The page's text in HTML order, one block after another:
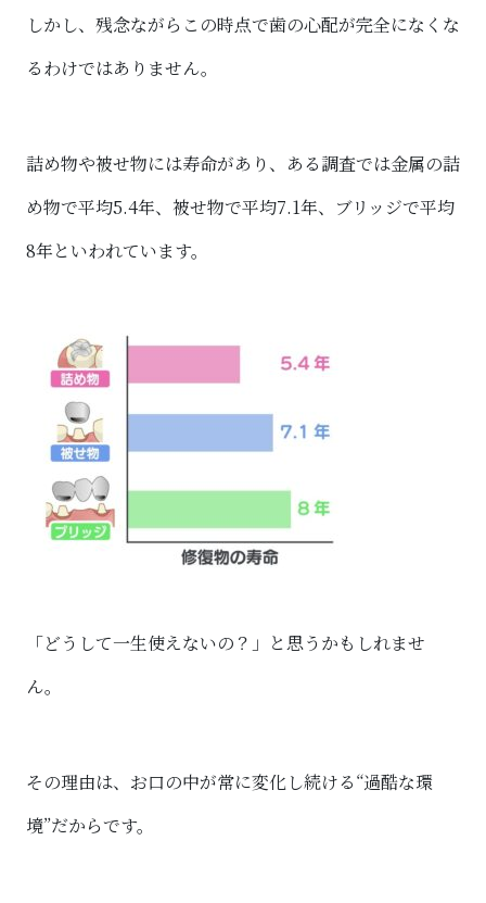
しかし、残念ながらこの時点で歯の心配が完全になくな
るわけではありません。
詰め物や被せ物には寿命があり、ある調査では金属の詰
め物で平均5.4年、被せ物で平均7.1年、ブリッジで平均
8年といわれています。
「どうして一生使えないの？」と思うかもしれませ
ん。
その理由は、お口の中が常に変化し続ける“過酷な環
境”だからです。